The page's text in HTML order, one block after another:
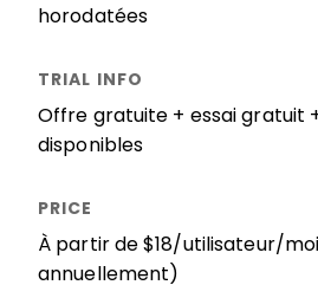
horodatées
Offre gratuite + essai gratuit
disponibles
À partir de $18/utilisateur/
annuellement)